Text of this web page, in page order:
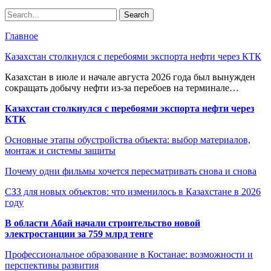
Главное
Казахстан столкнулся с перебоями экспорта нефти через КТК
Казахстан в июле и начале августа 2026 года был вынужден
сокращать добычу нефти из-за перебоев на терминале…
Казахстан столкнулся с перебоями экспорта нефти через
КТК
Основные этапы обустройства объекта: выбор материалов,
монтаж и системы защиты
Почему одни фильмы хочется пересматривать снова и снова
СЗЗ для новых объектов: что изменилось в Казахстане в 2026
году
В области Абай начали строительство новой
электростанции за 759 млрд тенге
Профессиональное образование в Костанае: возможности и
перспективы развития